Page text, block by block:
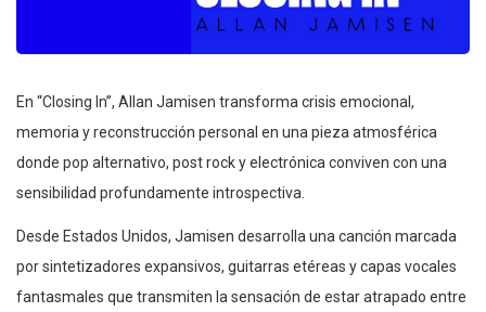
En “Closing In”, Allan Jamisen transforma crisis emocional,
memoria y reconstrucción personal en una pieza atmosférica
donde pop alternativo, post rock y electrónica conviven con una
sensibilidad profundamente introspectiva.
Desde Estados Unidos, Jamisen desarrolla una canción marcada
por sintetizadores expansivos, guitarras etéreas y capas vocales
fantasmales que transmiten la sensación de estar atrapado entre